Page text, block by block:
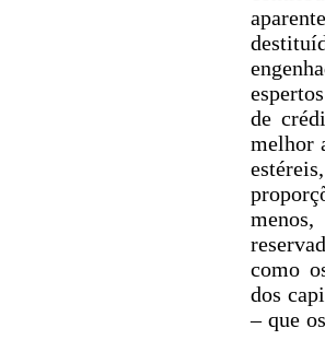
de
melhor
como
dos
– que